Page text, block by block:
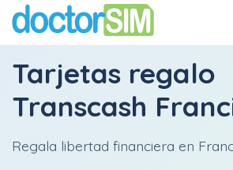
Tarjetas regalo
Transcash
Regala libertad financiera en